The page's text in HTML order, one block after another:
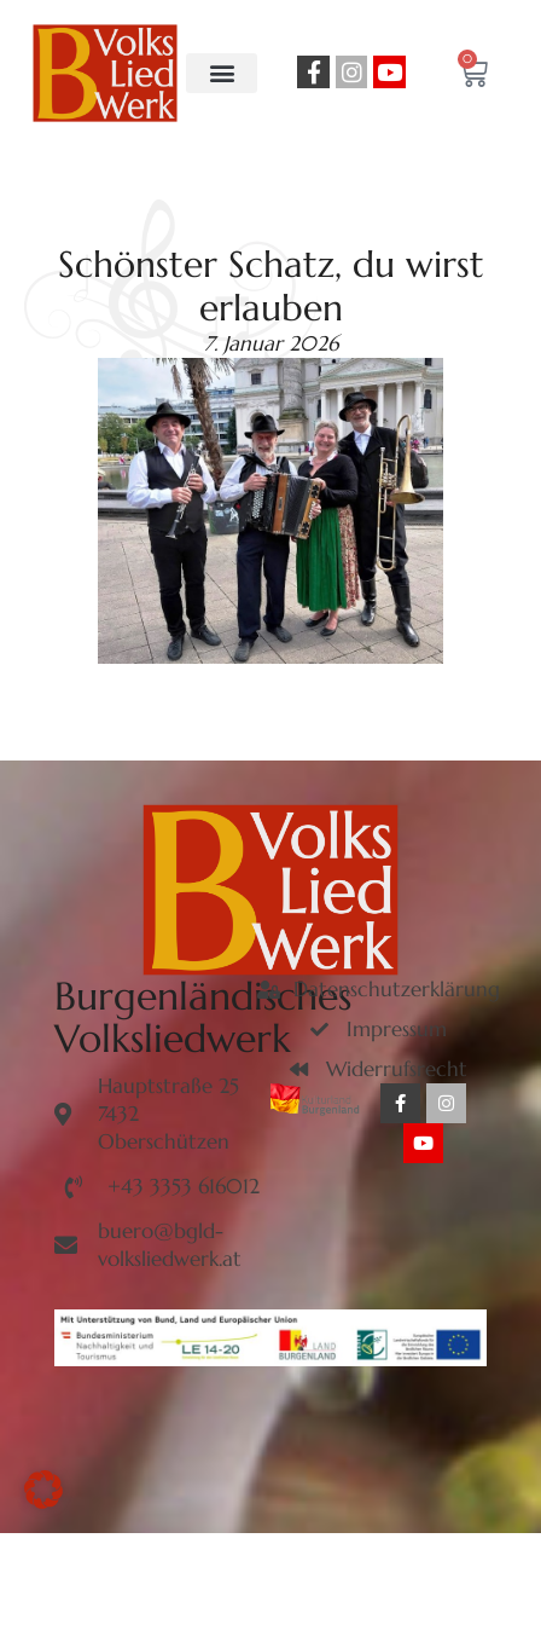
0
Schönster Schatz, du wirst
erlauben
7. Januar 2026
Burgenländisches
Volksliedwerk
Hauptstraße 25
7432
Oberschützen
+43 3353 616012
buero@bgld-
volksliedwerk.at
Datenschutzerklärung
Impressum
Widerrufsrecht